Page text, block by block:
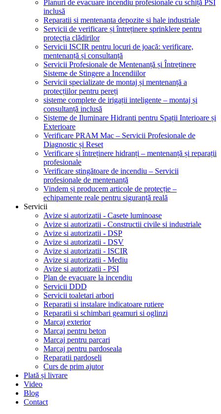
Planuri de evacuare incendiu profesionale cu schiță PSI
inclusă
Reparatii si mentenanta depozite si hale industriale
Servicii de verificare și întreținere sprinklere pentru
protecția clădirilor
Servicii ISCIR pentru locuri de joacă: verificare,
mentenanță și consultanță
Servicii Profesionale de Mentenanță și Întreținere
Sisteme de Stingere a Incendiilor
Servicii specializate de montaj și mentenanță a
protecțiilor pentru pereți
sisteme complete de irigații inteligente – montaj și
consultanță inclusă
Sisteme de Iluminare Hidranti pentru Spații Interioare și
Exterioare
Verificare PRAM Mac – Servicii Profesionale de
Diagnostic și Reset
Verificare și întreținere hidranți – mentenanță și reparații
profesionale
Verificare stingătoare de incendiu – Servicii
profesionale de mentenanță
Vindem și producem articole de protecție –
echipamente reale pentru siguranță reală
Servicii
Avize si autorizatii - Casete luminoase
Avize si autorizatii - Constructii civile si industriale
Avize si autorizatii - DSP
Avize si autorizatii - DSV
Avize si autorizatii - ISCIR
Avize si autorizatii - Mediu
Avize si autorizatii - PSI
Plan de evacuare la incendiu
Servicii DDD
Servicii toaletari arbori
Reparatii si instalare indicatoare rutiere
Reparatii si schimbari geamuri si oglinzi
Marcaj exterior
Marcaj pentru beton
Marcaj pentru parcari
Marcaj pentru pardoseala
Reparatii pardoseli
Curs de prim ajutor
Plată și livrare
Video
Blog
Contact